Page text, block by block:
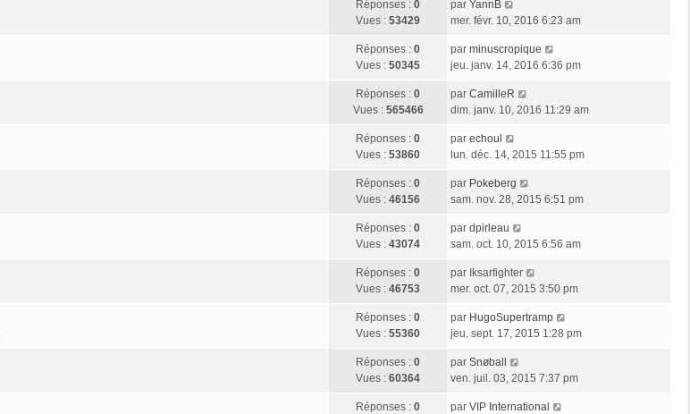
Réponses : 0
Vues : 53429
par YannB
mer. févr. 10, 2016 6:23 am
Réponses : 0
Vues : 50345
par minuscropique
jeu. janv. 14, 2016 6:36 pm
Réponses : 0
Vues : 565466
par CamilleR
dim. janv. 10, 2016 11:29 am
Réponses : 0
Vues : 53860
par echoul
lun. déc. 14, 2015 11:55 pm
Réponses : 0
Vues : 46156
par Pokeberg
sam. nov. 28, 2015 6:51 pm
Réponses : 0
Vues : 43074
par dpirleau
sam. oct. 10, 2015 6:56 am
Réponses : 0
Vues : 46753
par Iksarfighter
mer. oct. 07, 2015 3:50 pm
Réponses : 0
Vues : 55360
par HugoSupertramp
jeu. sept. 17, 2015 1:28 pm
Réponses : 0
Vues : 60364
par Snøball
ven. juil. 03, 2015 7:37 pm
Réponses : 0
par VIP International